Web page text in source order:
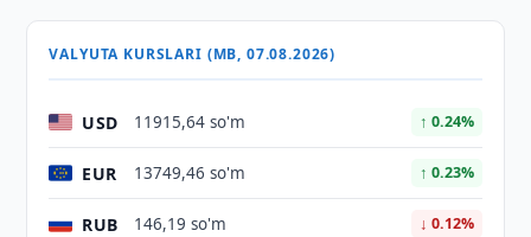
VALYUTA KURSLARI (MB, 07.08.2026)
USD 11915,64 so'm ↑ 0.24%
EUR 13749,46 so'm ↑ 0.23%
RUB 146,19 so'm ↓ 0.12%